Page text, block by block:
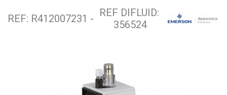
REF: R412007231 - REF DIFLUID:
356524